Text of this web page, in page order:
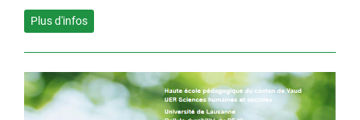
Plus d'infos